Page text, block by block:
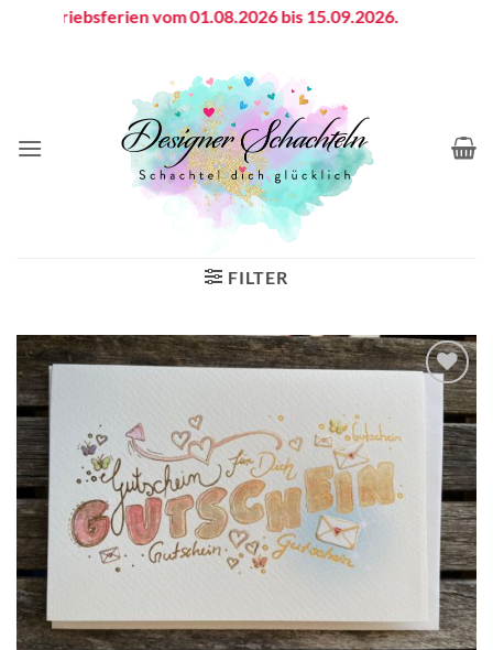
Betriebsferien vom 01.08.2026 bis 15.09.2026.
FILTER
Auf die
Wunschliste